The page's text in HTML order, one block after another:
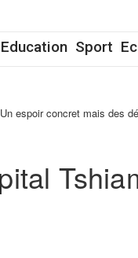
Education Sport
espoir concret mais des